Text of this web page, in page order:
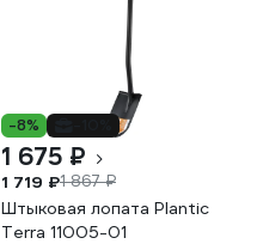
-8%
1 675 ₽
1 719 ₽1 867 ₽
Штыковая лопата Plantic
Terra 11005-01